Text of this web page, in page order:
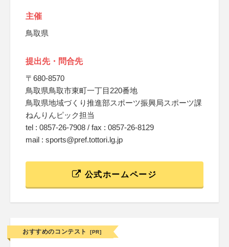
主催
鳥取県
提出先・問合先
〒680-8570
鳥取県鳥取市東町一丁目220番地
鳥取県地域づくり推進部スポーツ振興局スポーツ課
ねんりんピック担当
tel : 0857-26-7908 / fax : 0857-26-8129
mail : sports@pref.tottori.lg.jp
公式ホームページ
おすすめのコンテスト [PR]